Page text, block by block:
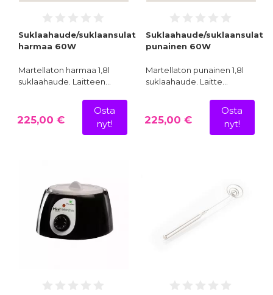
Suklaahaude/suklaansulatuslaite,
harmaa 60W
Martellaton harmaa 1,8l
suklaahaude. Laitteen…
225,00 €
Osta
nyt!
Suklaahaude/
punainen 60W
Martellaton punainen 1,8l
suklaahaude. Laitte…
225,00 €
Osta
nyt!